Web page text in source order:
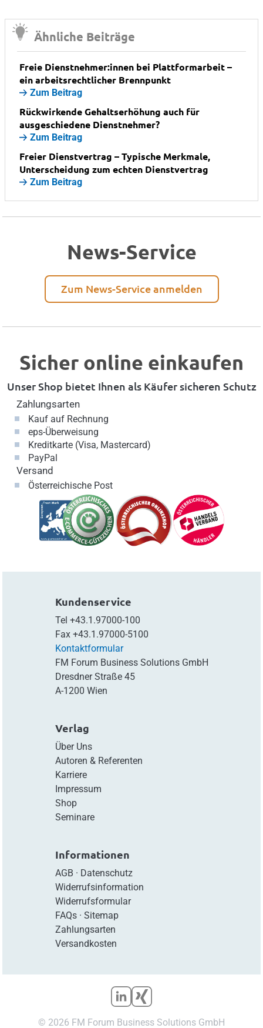
Ähnliche Beiträge
Freie Dienstnehmer:innen bei Plattformarbeit –
ein arbeitsrechtlicher Brennpunkt
Zum Beitrag
Rückwirkende Gehaltserhöhung auch für
ausgeschiedene Dienstnehmer?
Zum Beitrag
Freier Dienstvertrag – Typische Merkmale,
Unterscheidung zum echten Dienstvertrag
Zum Beitrag
News-Service
Zum News-Service anmelden
Sicher online einkaufen
Unser Shop bietet Ihnen als Käufer sicheren Schutz
Zahlungsarten
Kauf auf Rechnung
eps-Überweisung
Kreditkarte (Visa, Mastercard)
PayPal
Versand
Österreichische Post
Kundenservice
Tel +43.1.97000-100
Fax +43.1.97000-5100
Kontaktformular
FM Forum Business Solutions GmbH
Dresdner Straße 45
A-1200 Wien
Verlag
Über Uns
Autoren & Referenten
Karriere
Impressum
Shop
Seminare
Informationen
AGB · Datenschutz
Widerrufsinformation
Widerrufsformular
FAQs· Sitemap
Zahlungsarten
Versandkosten
© 2026 FM Forum Business Solutions GmbH